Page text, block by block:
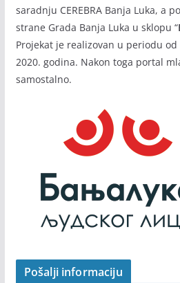
saradnju CEREBRA Banja Luka, a
strane Grada Banja Luka u sklopu “
Projekat je realizovan u periodu
2020. godina. Nakon toga portal
samostalno.
Pošalji informaciju